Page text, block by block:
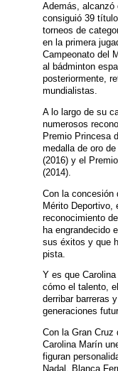
Además, alcanzó
consiguió 39
torneos de
en la primera
Campeonato del
al bádminton
posteriormente,
mundialistas.
A lo largo de su
numerosos
Premio Princesa
medalla de oro
(2016) y el
(2014).
Con la concesión
Mérito Deportivo,
reconocimiento
ha engrandecido
sus éxitos y que
pista.
Y es que
cómo el talento,
derribar barreras
generaciones
Con la Gran Cruz
Carolina Marín
figuran
Nadal, Blanca